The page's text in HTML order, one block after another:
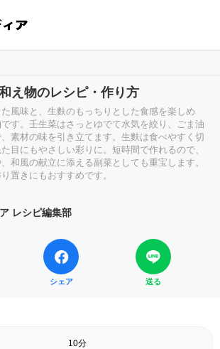
え物のレシピ・作り方
風味と、生麩のもっちりとした食感を楽しめ
す。壬生菜はさっとゆでて水気を絞り、ごま油
素材の味を引き立てます。生麩は食べやすく切
目にもやさしい彩りに。短時間で作れるので、
和風の献立に添える副菜としても重宝します。
置きにもおすすめです。
レシピ編集部
シェア 送る
10分